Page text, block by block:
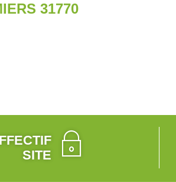
31770
SITE